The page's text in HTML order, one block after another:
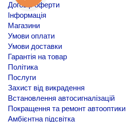
Договір оферти
Інформація
Магазини
Умови оплати
Умови доставки
Гарантія на товар
Політика
Послуги
Захист від викрадення
Встановлення автосигналізацій
Покращення та ремонт автооптики
Амбієнтна підсвітка